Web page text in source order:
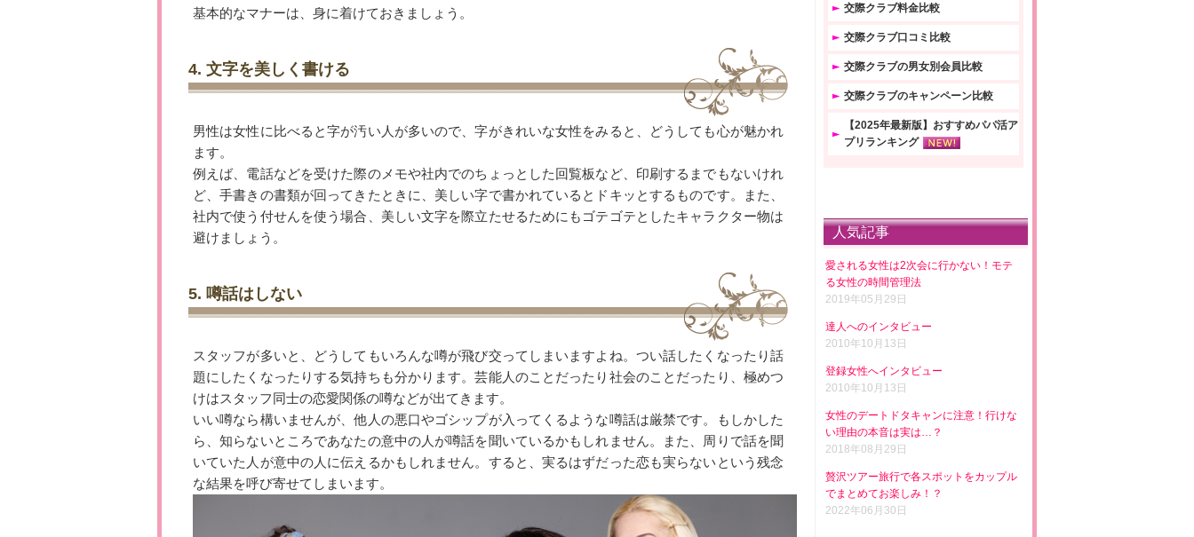
基本的なマナーは、身に着けておきましょう。
4. 文字を美しく書ける
男性は女性に比べると字が汚い人が多いので、字がきれいな女性をみると、どうしても心が魅かれ
ます。
例えば、電話などを受けた際のメモや社内でのちょっとした回覧板など、印刷するまでもないけれ
ど、手書きの書類が回ってきたときに、美しい字で書かれているとドキッとするものです。また、
社内で使う付せんを使う場合、美しい文字を際立たせるためにもゴテゴテとしたキャラクター物は
避けましょう。
5. 噂話はしない
スタッフが多いと、どうしてもいろんな噂が飛び交ってしまいますよね。つい話したくなったり話
題にしたくなったりする気持ちも分かります。芸能人のことだったり社会のことだったり、極めつ
けはスタッフ同士の恋愛関係の噂などが出てきます。
いい噂なら構いませんが、他人の悪口やゴシップが入ってくるような噂話は厳禁です。もしかした
ら、知らないところであなたの意中の人が噂話を聞いているかもしれません。また、周りで話を聞
いていた人が意中の人に伝えるかもしれません。すると、実るはずだった恋も実らないという残念
な結果を呼び寄せてしまいます。
交際クラブ料金比較
交際クラブ口コミ比較
交際クラブの男女別会員比較
交際クラブのキャンペーン比較
【2025年最新版】おすすめパパ活ア
プリランキング
人気記事
愛される女性は2次会に行かない！モテ
る女性の時間管理法
2019年05月29日
達人へのインタビュー
2010年10月13日
登録女性へインタビュー
2010年10月13日
女性のデートドタキャンに注意！行けな
い理由の本音は実は…？
2018年08月29日
贅沢ツアー旅行で各スポットをカップル
でまとめてお楽しみ！？
2022年06月30日